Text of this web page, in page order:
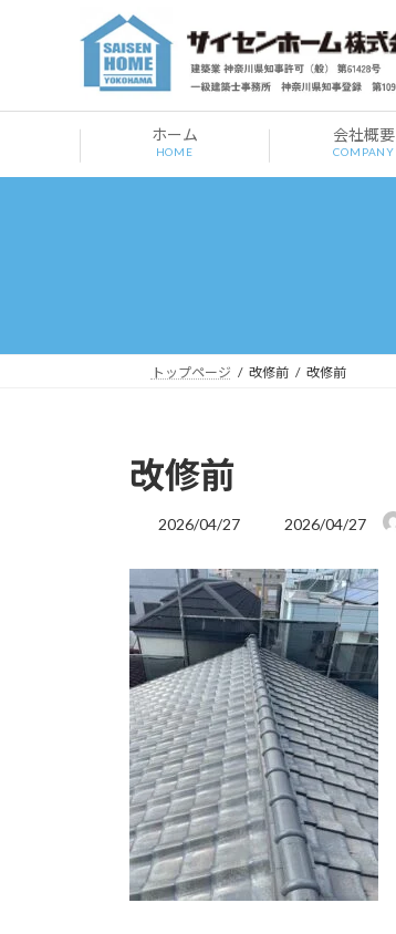
ツ
ス
シ
ン
ホーム
HOME
会社概要
COMPANY
トップページ 改修前 改修前
改修前
2026/04/27
最
新
日
時
:
2026/04/27